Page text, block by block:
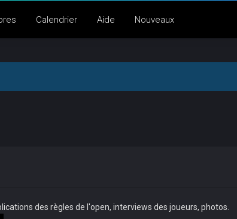
Calendrier Aide Nouveaux
des règles de l'open, interviews des joueurs, photos.